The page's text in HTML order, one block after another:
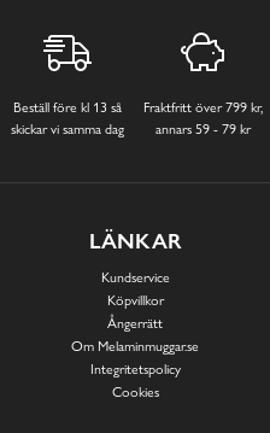
Beställ före kl 13 så
skickar vi samma dag
Fraktfritt över 799 kr,
annars 59 - 79 kr
LÄNKAR
Kundservice
Köpvillkor
Ångerrätt
Om Melaminmuggar.se
Integritetspolicy
Cookies